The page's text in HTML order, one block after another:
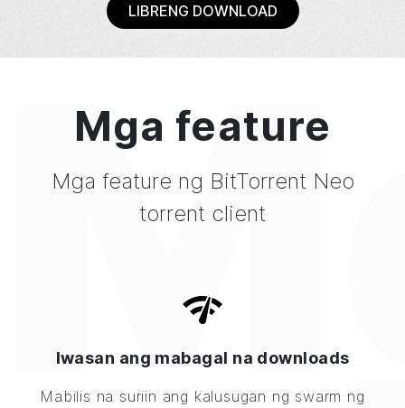
LIBRENG DOWNLOAD
Mga feature
Mga feature ng BitTorrent Neo
torrent client
Iwasan ang mabagal na downloads
Mabilis na suriin ang kalusugan ng swarm ng